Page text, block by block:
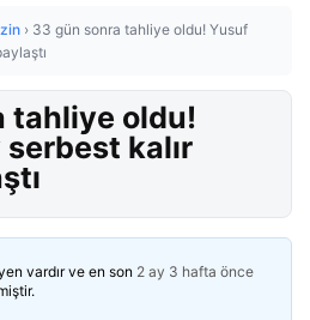
› 33 gün sonra tahliye oldu! Yusuf
tahliye oldu!
kalır
vardır ve en son 2 ay 3 hafta önce